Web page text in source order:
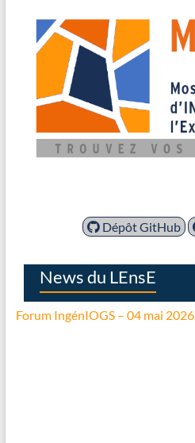
Dépôt GitHub
News du LEnsE
Forum IngénIOGS – 04 mai 2026